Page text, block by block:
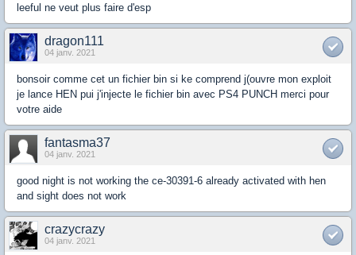
leeful ne veut plus faire d'esp
dragon111
04 janv. 2021
bonsoir comme cet un fichier bin si ke comprend j(ouvre mon exploit
je lance HEN pui j'injecte le fichier bin avec PS4 PUNCH merci pour
votre aide
fantasma37
04 janv. 2021
good night is not working the ce-30391-6 already activated with hen
and sight does not work
crazycrazy
04 janv. 2021